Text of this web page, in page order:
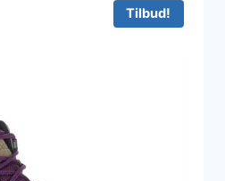
Tilbud!